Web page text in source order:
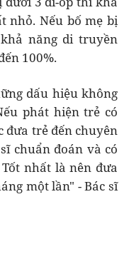
nhỏ. Nếu bố mẹ bị
năng di truyền
100%.
dấu hiệu không
phát hiện trẻ có
đưa trẻ đến chuyên
chuẩn đoán và có
nhất là nên đưa
một lần" - Bác sĩ